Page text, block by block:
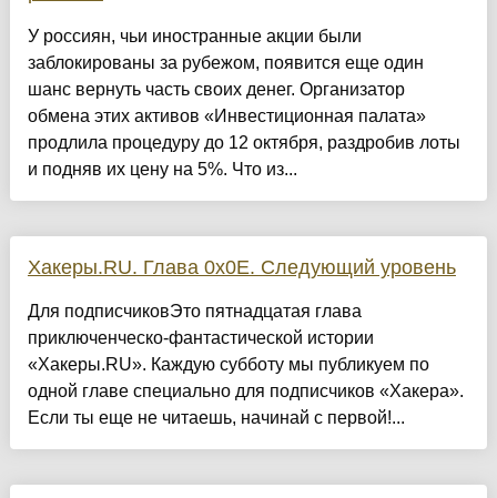
У россиян, чьи иностранные акции были
заблокированы за рубежом, появится еще один
шанс вернуть часть своих денег. Организатор
обмена этих активов «Инвестиционная палата»
продлила процедуру до 12 октября, раздробив лоты
и подняв их цену на 5%. Что из...
Хакеры.RU. Глава 0х0E. Следующий уровень
Для подписчиковЭто пятнадцатая глава
приключенческо‑фантастической истории
«Хакеры.RU». Каждую субботу мы публикуем по
одной главе специально для подписчиков «Хакера».
Если ты еще не читаешь, начинай с первой!...